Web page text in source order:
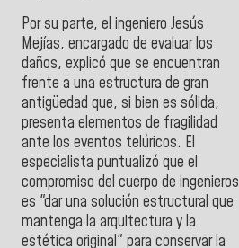
Por su parte, el ingeniero Jesús
Mejías, encargado de evaluar los
daños, explicó que se encuentran
frente a una estructura de gran
antigüedad que, si bien es sólida,
presenta elementos de fragilidad
ante los eventos telúricos. El
especialista puntualizó que el
compromiso del cuerpo de ingenieros
es "dar una solución estructural que
mantenga la arquitectura y la
estética original" para conservar la